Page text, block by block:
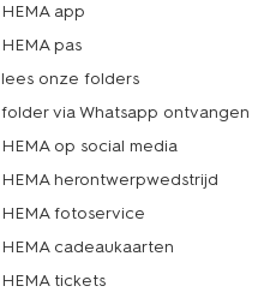
HEMA app
HEMA pas
lees onze folders
folder via Whatsapp ontvangen
HEMA op social media
HEMA herontwerpwedstrijd
HEMA fotoservice
HEMA cadeaukaarten
HEMA tickets